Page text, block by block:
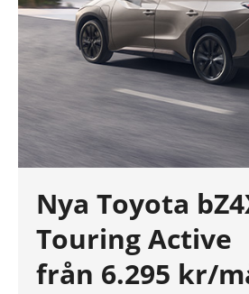
Nya Toyota
Touring Active
från 6.295 kr/